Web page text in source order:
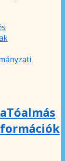
Tóalmás